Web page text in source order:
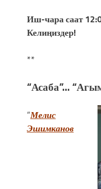
Иш-чара саат
Келиңиздер!
**
“Асаба”…
“Мелис
Эшимканов